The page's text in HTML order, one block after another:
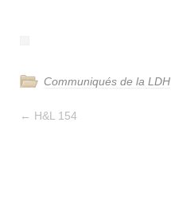
Communiqués de la LDH
← H&L 154